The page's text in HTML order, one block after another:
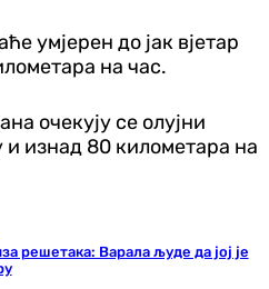
умјерен до јак вјетар
на час.
очекују се олујни
и изнад 80 километара на
решетака: Варала људе да јој је